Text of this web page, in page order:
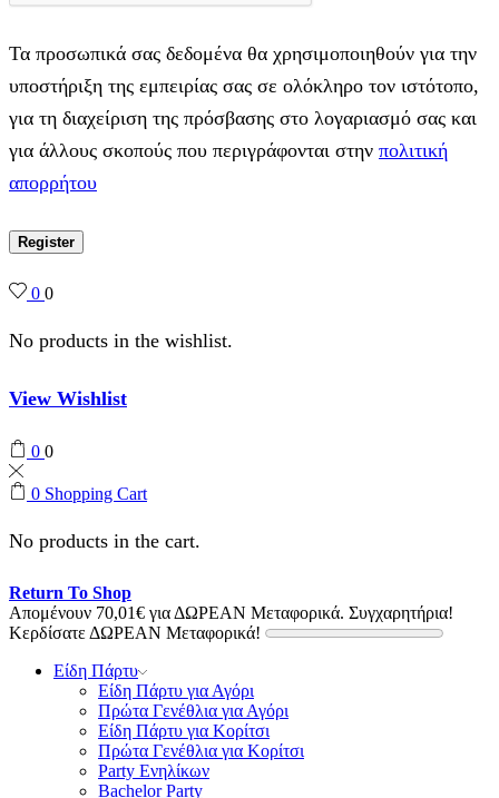
Τα προσωπικά σας δεδομένα θα χρησιμοποιηθούν για την
υποστήριξη της εμπειρίας σας σε ολόκληρο τον ιστότοπο,
για τη διαχείριση της πρόσβασης στο λογαριασμό σας και
για άλλους σκοπούς που περιγράφονται στην πολιτική
απορρήτου
Register
0 0
No products in the wishlist.
View Wishlist
0 0
0 Shopping Cart
No products in the cart.
Return To Shop
Απομένουν 70,01€ για ΔΩΡΕΑΝ Μεταφορικά. Συγχαρητήρια!
Κερδίσατε ΔΩΡΕΑΝ Μεταφορικά!
Είδη Πάρτυ
Είδη Πάρτυ για Αγόρι
Πρώτα Γενέθλια για Αγόρι
Είδη Πάρτυ για Κορίτσι
Πρώτα Γενέθλια για Κορίτσι
Party Ενηλίκων
Bachelor Party